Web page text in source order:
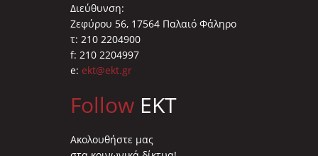
Διεύθυνση:
Ζεφύρου 56, 17564 Παλαιό Φάληρο
τ: 210 2204900
f: 210 2204997
e: ekt@ekt.gr
Follow EKT
Ακολουθήστε μας